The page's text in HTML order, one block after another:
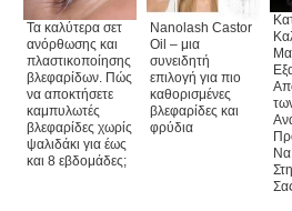
Τα καλύτερα σετ
ανόρθωσης και
πλαστικοποίησης
βλεφαρίδων. Πώς
να αποκτήσετε
καμπυλωτές
βλεφαρίδες χωρίς
ψαλιδάκι για έως
και 8 εβδομάδες;
Nanolash Castor
Oil – μια
συνειδητή
επιλογή για πιο
καθορισμένες
βλεφαρίδες και
φρύδια
Να